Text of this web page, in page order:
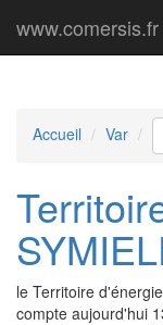
www.comersis.fr
Accueil Var
le Territoire
compte aujourd'hui